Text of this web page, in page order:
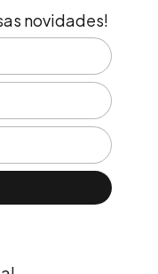
novidades!